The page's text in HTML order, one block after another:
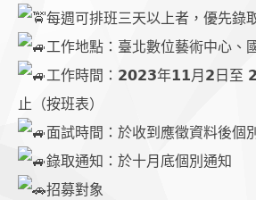
每週可排班三天以上者，優先錄
工作地點：臺北數位藝術中心、
工作時間：𝟮𝟬𝟮𝟯年𝟭𝟭月𝟮日至
止（按班表）
面試時間：於收到應徵資料後個
錄取通知：於十月底個別通知
招募對象